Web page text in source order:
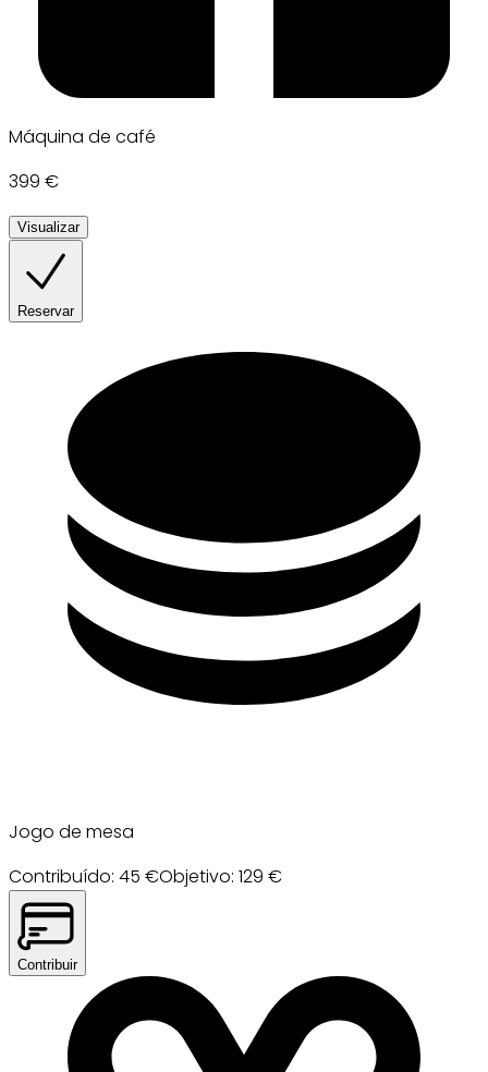
Máquina de café
399 €
Visualizar
Reservar
Jogo de mesa
Contribuído: 45 €Objetivo: 129 €
Contribuir